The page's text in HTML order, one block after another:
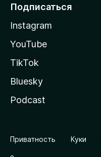
Подписаться
Instagram
YouTube
TikTok
Bluesky
Podcast
Приватность Куки